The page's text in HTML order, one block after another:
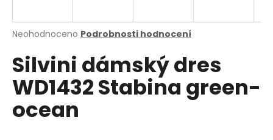
Průměrné
produktu
je
0,0
z
5
hvězdiček.
Neohodnoceno Podrobnosti hodnocení
Silvini dámský dres
WD1432 Stabina green-
ocean
j
t
?